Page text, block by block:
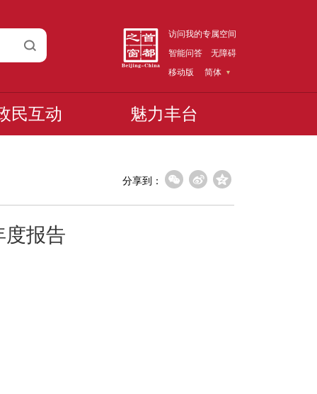
访问我的专属空间
智能问答
无障碍
移动版
简体
民互动 魅力丰台
分享到：
度报告